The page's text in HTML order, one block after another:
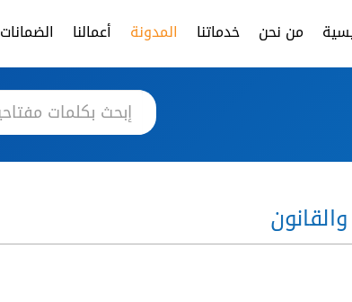
من نحن خدماتنا المدونة أعمالنا الضمانات